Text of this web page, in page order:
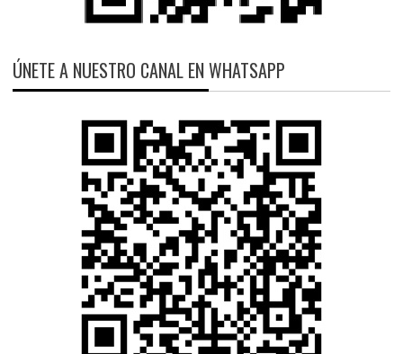
ÚNETE A NUESTRO CANAL EN WHATSAPP